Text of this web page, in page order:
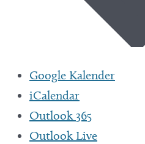
Google Kalender
iCalendar
Outlook 365
Outlook Live